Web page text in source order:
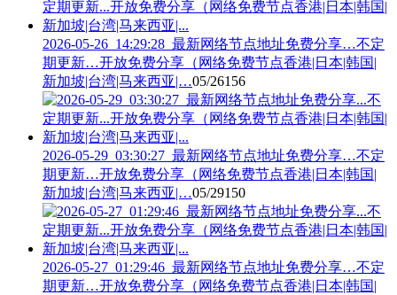
2026-05-26_14:29:28_最新网络节点地址免费分享…不定
期更新…开放免费分享（网络免费节点香港|日本|韩国|
新加坡|台湾|马来西亚|…05/26156
2026-05-29_03:30:27_最新网络节点地址免费分享…不定
期更新…开放免费分享（网络免费节点香港|日本|韩国|
新加坡|台湾|马来西亚|…05/29150
2026-05-27_01:29:46_最新网络节点地址免费分享…不定
期更新…开放免费分享（网络免费节点香港|日本|韩国|